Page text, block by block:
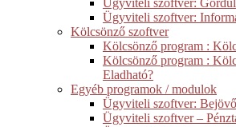
Ügyviteli szoftver:
Kölcsönző szoftver
Kölcsönző program :
Kölcsönző program :
Eladható?
Egyéb programok / modulok
Ügyviteli szoftver:
Ügyviteli szoftver –